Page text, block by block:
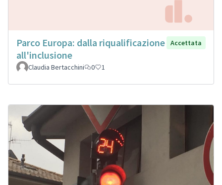
Parco Europa: dalla riqualificazione
all'inclusione
Accettata
Claudia Bertacchini 0 1